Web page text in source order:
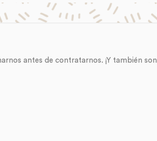
antes de contratarnos. ¡Y también son